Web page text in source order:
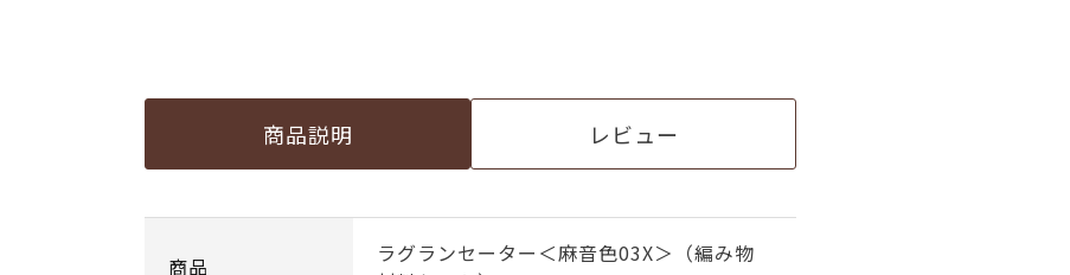
商品説明 レビュー
商品
ラグランセーター＜麻音色03X＞（編み物